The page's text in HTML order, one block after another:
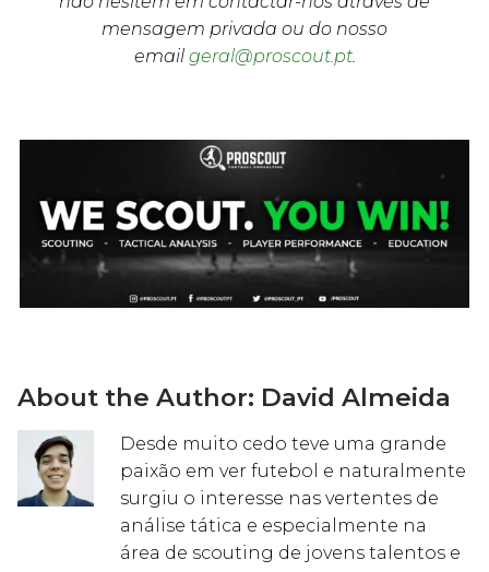
mensagem privada ou do nosso
email geral@proscout.pt.
About the Author: David Almeida
Desde muito cedo teve uma grande
paixão em ver futebol e naturalmente
surgiu o interesse nas vertentes de
análise tática e especialmente na
área de scouting de jovens talentos e